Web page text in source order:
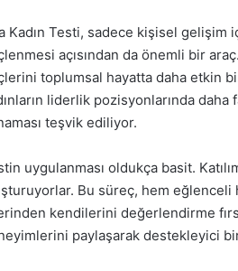
Kadın Testi, sadece kişisel gelişim
açısından da önemli bir
toplumsal hayatta daha etkin
liderlik pozisyonlarında
teşvik ediliyor.
uygulanması oldukça basit.
Bu süreç, hem eğlenceli
kendilerini değerlendirme
paylaşarak destekleyici